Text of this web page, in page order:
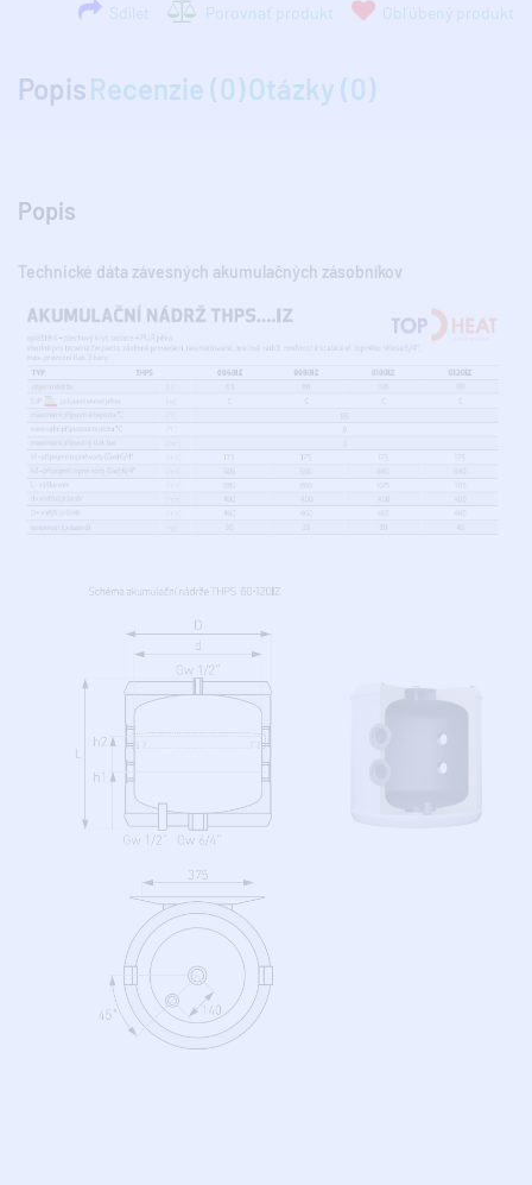
Sdílet Porovnať produkt Obľúbený produkt
PopisRecenzie (0)Otázky (0)
Popis
Technické dáta závesných akumulačných zásobníkov